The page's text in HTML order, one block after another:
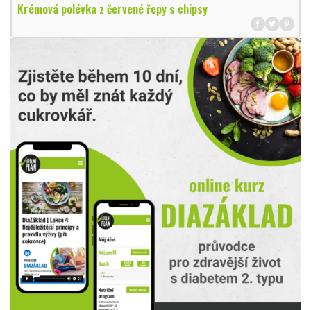
Krémová polévka z červené řepy s chipsy